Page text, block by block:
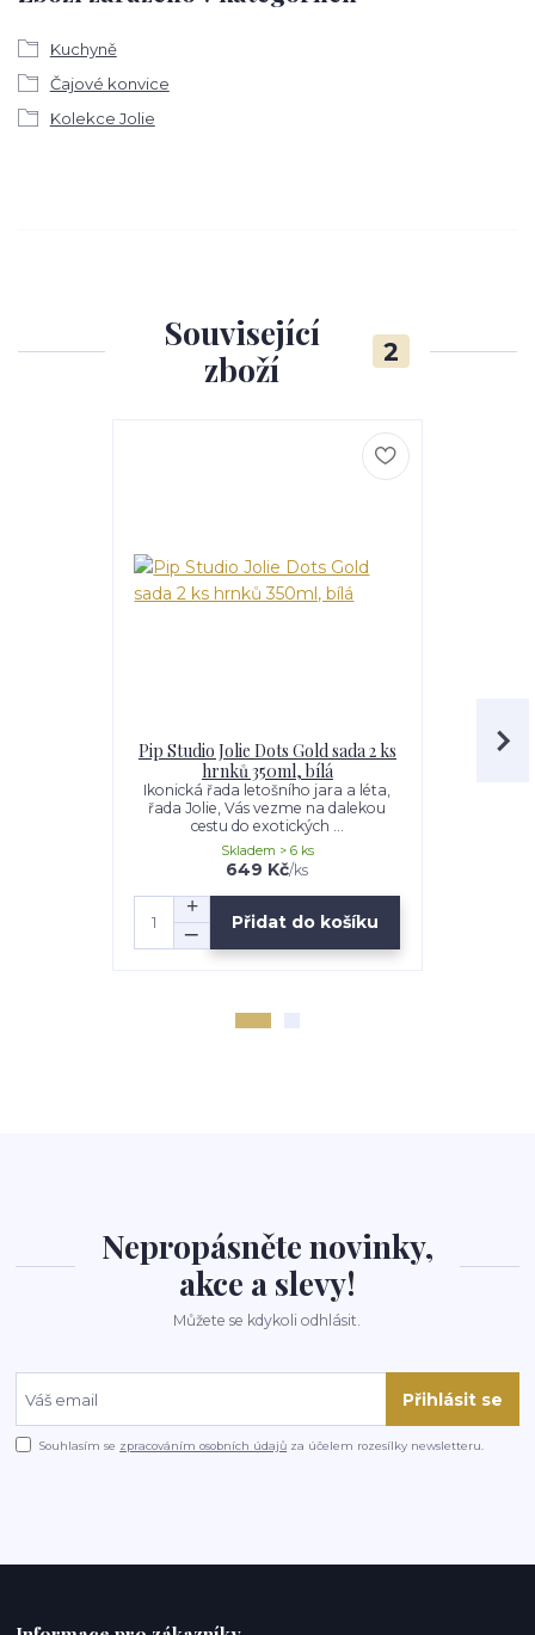
Kuchyně
Čajové konvice
Kolekce Jolie
Související
zboží
2
Pip Studio Jolie Dots Gold sada 2 ks
hrnků 350ml, bílá
Ikonická řada letošního jara a léta,
řada Jolie, Vás vezme na dalekou
cestu do exotických ...
649 Kč/ks
Skladem > 6 ks
Přidat do košíku
Pip
Nepropásněte novinky,
akce a slevy!
Můžete se kdykoli odhlásit.
Přihlásit se
Souhlasím se zpracováním osobních údajů za účelem rozesílky newsletteru.